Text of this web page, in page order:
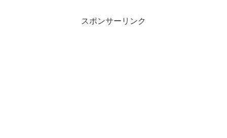
スポンサーリンク